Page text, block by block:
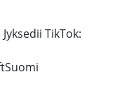
TikTok: